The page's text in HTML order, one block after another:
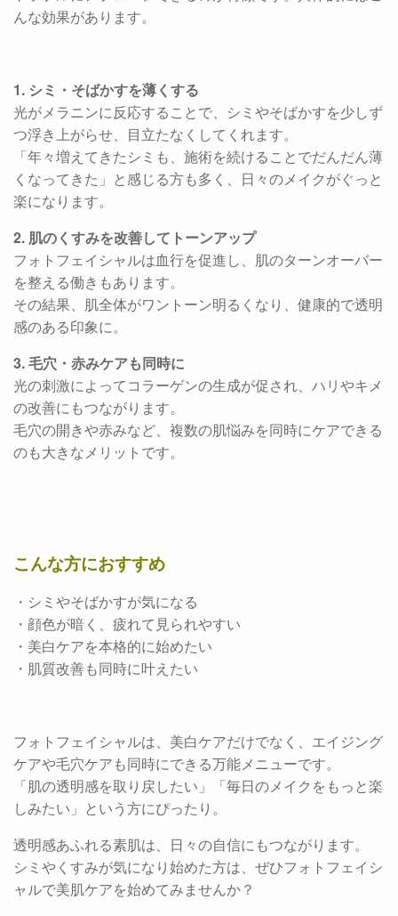
んな効果があります。
1. シミ・そばかすを薄くする
光がメラニンに反応することで、シミやそばかすを少しず
つ浮き上がらせ、目立たなくしてくれます。
「年々増えてきたシミも、施術を続けることでだんだん薄
くなってきた」と感じる方も多く、日々のメイクがぐっと
楽になります。
2. 肌のくすみを改善してトーンアップ
フォトフェイシャルは血行を促進し、肌のターンオーバー
を整える働きもあります。
その結果、肌全体がワントーン明るくなり、健康的で透明
感のある印象に。
3. 毛穴・赤みケアも同時に
光の刺激によってコラーゲンの生成が促され、ハリやキメ
の改善にもつながります。
毛穴の開きや赤みなど、複数の肌悩みを同時にケアできる
のも大きなメリットです。
こんな方におすすめ
・シミやそばかすが気になる
・顔色が暗く、疲れて見られやすい
・美白ケアを本格的に始めたい
・肌質改善も同時に叶えたい
フォトフェイシャルは、美白ケアだけでなく、エイジング
ケアや毛穴ケアも同時にできる万能メニューです。
「肌の透明感を取り戻したい」「毎日のメイクをもっと楽
しみたい」という方にぴったり。
透明感あふれる素肌は、日々の自信にもつながります。
シミやくすみが気になり始めた方は、ぜひフォトフェイシ
ャルで美肌ケアを始めてみませんか？